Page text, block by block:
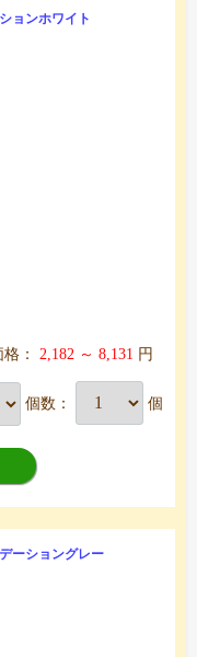
ョンホワイト
： 2,182 ～ 8,131 円
個数： 個
ーショングレー